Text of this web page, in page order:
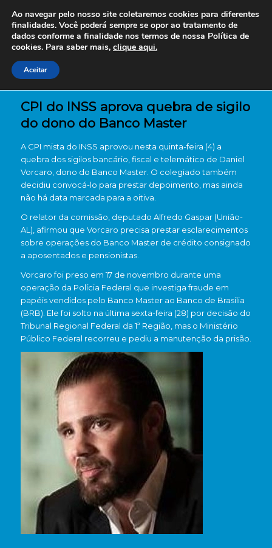
CPI do INSS aprova quebra de sigilo
do dono do Banco Master
A CPI mista do INSS aprovou nesta quinta-feira (4) a
quebra dos sigilos bancário, fiscal e telemático de Daniel
Vorcaro, dono do Banco Master. O colegiado também
decidiu convocá-lo para prestar depoimento, mas ainda
não há data marcada para a oitiva.
O relator da comissão, deputado Alfredo Gaspar (União-
AL), afirmou que Vorcaro precisa prestar esclarecimentos
sobre operações do Banco Master de crédito consignado
a aposentados e pensionistas.
Vorcaro foi preso em 17 de novembro durante uma
operação da Polícia Federal que investiga fraude em
papéis vendidos pelo Banco Master ao Banco de Brasília
(BRB). Ele foi solto na última sexta-feira (28) por decisão do
Tribunal Regional Federal da 1ª Região, mas o Ministério
Público Federal recorreu e pediu a manutenção da prisão.
Ao navegar pelo nosso site coletaremos cookies para diferentes
finalidades. Você poderá sempre se opor ao tratamento de
dados conforme a finalidade nos termos de nossa Política de
cookies. Para saber mais, clique aqui.
Aceitar